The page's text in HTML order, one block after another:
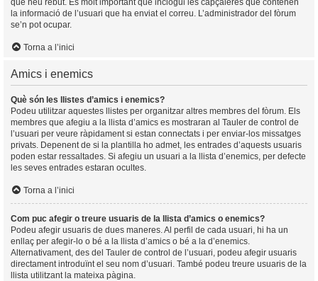
la informació de l’usuari que ha enviat el correu. L’administrador del fòrum
se’n pot ocupar.
Torna a l’inici
Amics i enemics
Què són les llistes d’amics i enemics?
Podeu utilitzar aquestes llistes per organitzar altres membres del fòrum. Els
membres que afegiu a la llista d’amics es mostraran al Tauler de control de
l’usuari per veure ràpidament si estan connectats i per enviar-los missatges
privats. Depenent de si la plantilla ho admet, les entrades d’aquests usuaris
poden estar ressaltades. Si afegiu un usuari a la llista d’enemics, per defecte
les seves entrades estaran ocultes.
Torna a l’inici
Com puc afegir o treure usuaris de la llista d’amics o enemics?
Podeu afegir usuaris de dues maneres. Al perfil de cada usuari, hi ha un
enllaç per afegir-lo o bé a la llista d’amics o bé a la d’enemics.
Alternativament, des del Tauler de control de l’usuari, podeu afegir usuaris
directament introduïnt el seu nom d’usuari. També podeu treure usuaris de la
llista utilitzant la mateixa pàgina.